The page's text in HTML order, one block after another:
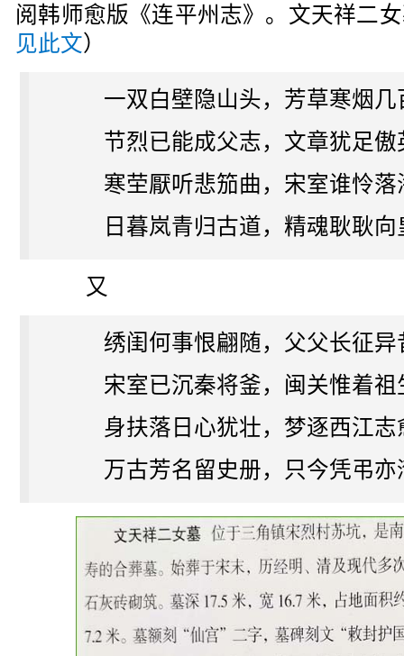
阅韩师愈版《连平州志》。文天祥二
见此文）
一双白壁隐山头，芳草寒烟几
节烈已能成父志，文章犹足傲
寒茔厭听悲笳曲，宋室谁怜落
日暮岚青归古道，精魂耿耿向
又
绣闺何事恨翩随，父父长征异
宋室已沉秦将釜，闽关惟着祖
身扶落日心犹壮，梦逐西江志
万古芳名留史册，只今凭弔亦